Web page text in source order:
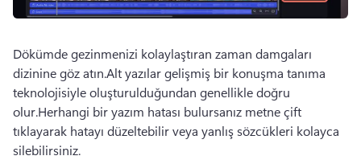
Dökümde gezinmenizi kolaylaştıran zaman damgaları
dizinine göz atın.Alt yazılar gelişmiş bir konuşma tanıma
teknolojisiyle oluşturulduğundan genellikle doğru
olur.Herhangi bir yazım hatası bulursanız metne çift
tıklayarak hatayı düzeltebilir veya yanlış sözcükleri kolayca
silebilirsiniz.